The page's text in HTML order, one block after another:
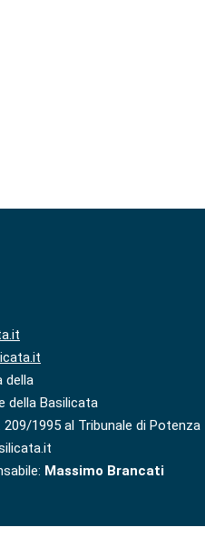
della
della Basilicata
209/1995 al Tribunale di Potenza
Massimo Brancati